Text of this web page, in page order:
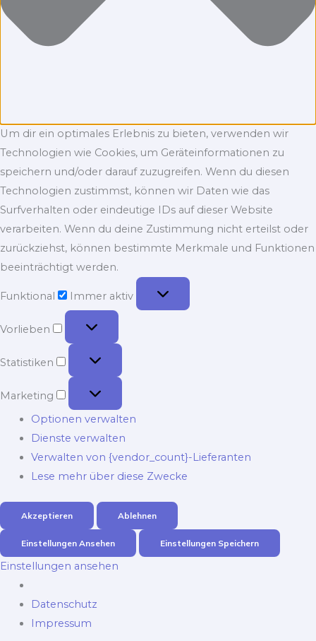
Um dir ein optimales Erlebnis zu bieten, verwenden wir
Technologien wie Cookies, um Geräteinformationen zu
speichern und/oder darauf zuzugreifen. Wenn du diesen
Technologien zustimmst, können wir Daten wie das
Surfverhalten oder eindeutige IDs auf dieser Website
verarbeiten. Wenn du deine Zustimmung nicht erteilst oder
zurückziehst, können bestimmte Merkmale und Funktionen
beeinträchtigt werden.
Funktional
Immer aktiv
Vorlieben
Vorlieben
Statistiken
Statistiken
Marketing
Marketing
Optionen verwalten
Dienste verwalten
Verwalten von {vendor_count}-Lieferanten
Lese mehr über diese Zwecke
Akzeptieren Ablehnen
Einstellungen Ansehen Einstellungen Speichern
Einstellungen ansehen
Datenschutz
Impressum